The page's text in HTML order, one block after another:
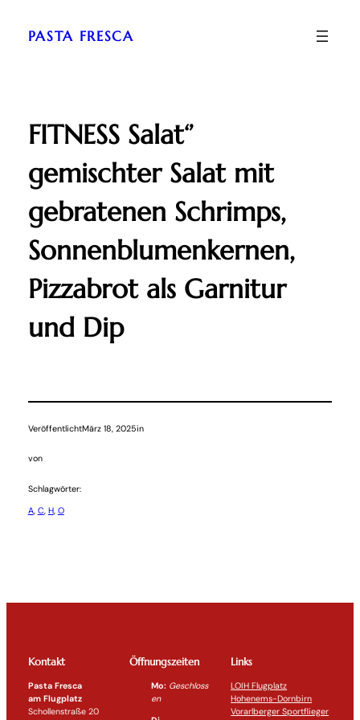
Inhalt
springen
PASTA FRESCA
FITNESS Salat‘’
gemischter Salat mit
gebratenen Schrimps,
Sonnenblumenkernen,
Pizzabrot als Garnitur
und Dip
VeröffentlichtMärz 18, 2025in
von
Schlagwörter:
A, C H, O
Kontakt
Pasta Fresca
am Flugplatz
Schollenstraße 20
Öffnungszeiten
Mo: Geschloss
en
Links
LOIH Flugplatz
Hohenems-Dornbirn
Vorarlberger Sportflieger